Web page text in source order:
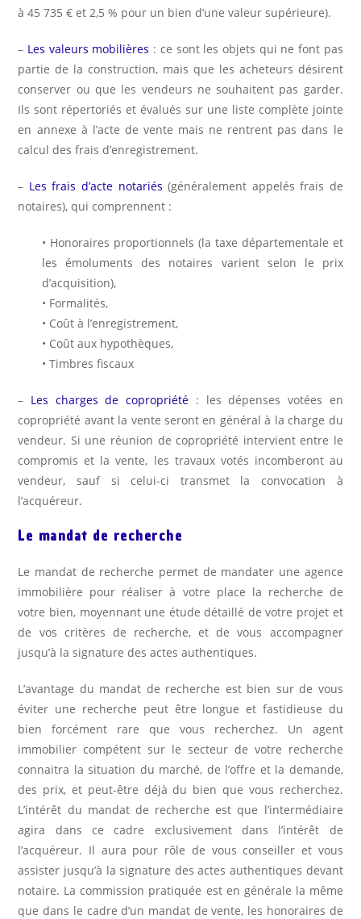
à 45 735 € et 2,5 % pour un bien d’une valeur supérieure).
– Les valeurs mobilières : ce sont les objets qui ne font pas
partie de la construction, mais que les acheteurs désirent
conserver ou que les vendeurs ne souhaitent pas garder.
Ils sont répertoriés et évalués sur une liste complète jointe
en annexe à l’acte de vente mais ne rentrent pas dans le
calcul des frais d’enregistrement.
– Les frais d’acte notariés (généralement appelés frais de
notaires), qui comprennent :
• Honoraires proportionnels (la taxe départementale et
les émoluments des notaires varient selon le prix
d’acquisition),
• Formalités,
• Coût à l’enregistrement,
• Coût aux hypothèques,
• Timbres fiscaux
– Les charges de copropriété : les dépenses votées en
copropriété avant la vente seront en général à la charge du
vendeur. Si une réunion de copropriété intervient entre le
compromis et la vente, les travaux votés incomberont au
vendeur, sauf si celui-ci transmet la convocation à
l’acquéreur.
Le mandat de recherche
Le mandat de recherche permet de mandater une agence
immobilière pour réaliser à votre place la recherche de
votre bien, moyennant une étude détaillé de votre projet et
de vos critères de recherche, et de vous accompagner
jusqu’à la signature des actes authentiques.
L’avantage du mandat de recherche est bien sur de vous
éviter une recherche peut être longue et fastidieuse du
bien forcément rare que vous recherchez. Un agent
immobilier compétent sur le secteur de votre recherche
connaitra la situation du marché, de l’offre et la demande,
des prix, et peut-être déjà du bien que vous recherchez.
L’intérêt du mandat de recherche est que l’intermédiaire
agira dans ce cadre exclusivement dans l’intérêt de
l’acquéreur. Il aura pour rôle de vous conseiller et vous
assister jusqu’à la signature des actes authentiques devant
notaire. La commission pratiquée est en générale la même
que dans le cadre d’un mandat de vente, les honoraires de